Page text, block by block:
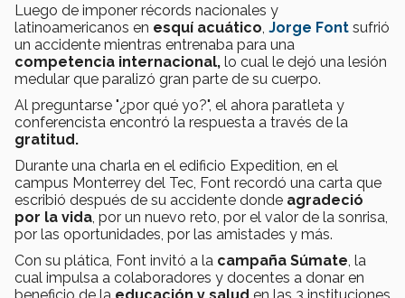
Luego de imponer récords nacionales y
latinoamericanos en esquí acuático Jorge Font sufrió
un accidente mientras entrenaba para una
competencia internacional, lo cual le dejó una lesión
medular que paralizó gran parte de su cuerpo.
Al preguntarse "¿por qué yo?", el ahora paratleta y
conferencista encontró la respuesta a través de la
gratitud.
Durante una charla en el edificio Expedition, en el
campus Monterrey del Tec, Font recordó una carta que
escribió después de su accidente donde agradeció
por la vida , por un nuevo reto, por el valor de la sonrisa,
por las oportunidades, por las amistades y más.
Con su plática, Font invitó a la campaña Súmate , la
cual impulsa a colaboradores y docentes a donar en